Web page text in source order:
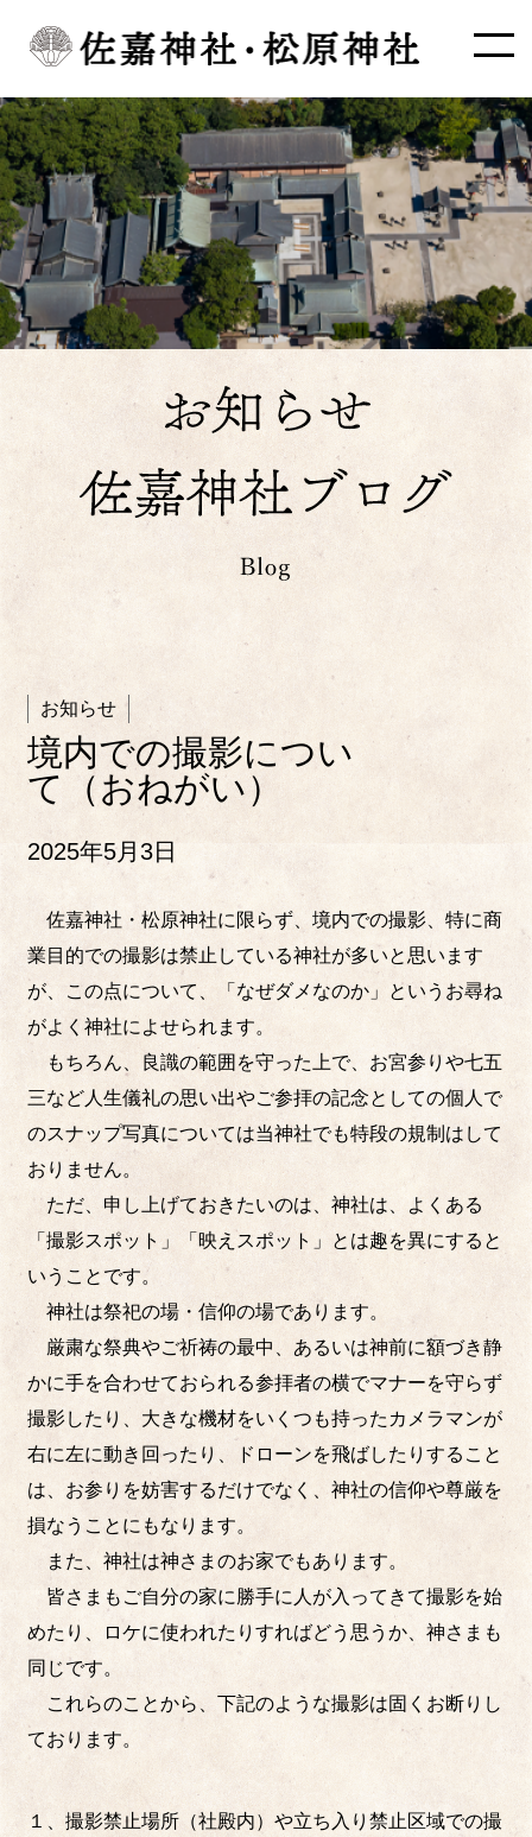
お知らせ
境内での撮影につい
て（おねがい）
2025年5月3日
佐嘉神社・松原神社に限らず、境内での撮影、特に商
業目的での撮影は禁止している神社が多いと思います
が、この点について、「なぜダメなのか」というお尋ね
がよく神社によせられます。
もちろん、良識の範囲を守った上で、お宮参りや七五
三など人生儀礼の思い出やご参拝の記念としての個人で
のスナップ写真については当神社でも特段の規制はして
おりません。
ただ、申し上げておきたいのは、神社は、よくある
「撮影スポット」「映えスポット」とは趣を異にすると
いうことです。
神社は祭祀の場・信仰の場であります。
厳粛な祭典やご祈祷の最中、あるいは神前に額づき静
かに手を合わせておられる参拝者の横でマナーを守らず
撮影したり、大きな機材をいくつも持ったカメラマンが
右に左に動き回ったり、ドローンを飛ばしたりすること
は、お参りを妨害するだけでなく、神社の信仰や尊厳を
損なうことにもなります。
また、神社は神さまのお家でもあります。
皆さまもご自分の家に勝手に人が入ってきて撮影を始
めたり、ロケに使われたりすればどう思うか、神さまも
同じです。
これらのことから、下記のような撮影は固くお断りし
ております。
１、撮影禁止場所（社殿内）や立ち入り禁止区域での撮